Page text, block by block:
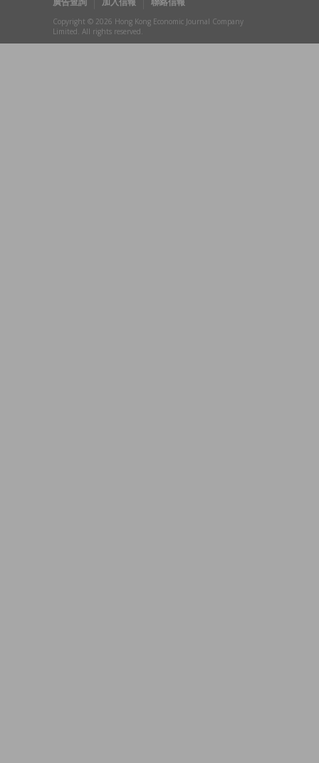
Copyright © 2026 Hong Kong Economic Journal Company
Limited. All rights reserved.